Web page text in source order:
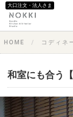
大口注文・法人さま
HOME コディネ
和室にも合う